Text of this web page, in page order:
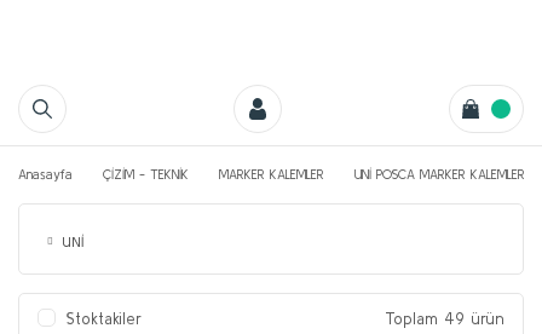
Anasayfa ÇİZİM - TEKNİK MARKER KALEMLER UNİ POSCA MARKER KALEMLERİ
UNİ
Stoktakiler Toplam 49 ürün